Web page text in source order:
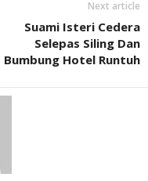
Next article
Suami Isteri Cedera
Selepas Siling Dan
Bumbung Hotel Runtuh